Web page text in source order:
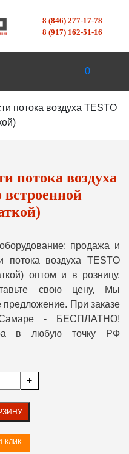
8 (846) 277-17-78
8 (917) 162-51-16
0
потока воздуха TESTO
потока воздуха
встроенной
продажа и
потока воздуха TESTO
оптом и в розницу.
свою цену, Мы
При заказе
- БЕСПЛАТНО!
в любую точку РФ
+
КЛИК